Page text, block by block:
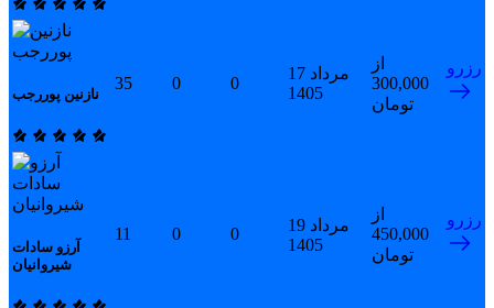
نازنین پوررجب
35 0 0
17 مرداد
1405
از
300,000
تومان
رزرو
آرزو سادات
شیروانیان
11 0 0
19 مرداد
1405
از
450,000
تومان
رزرو